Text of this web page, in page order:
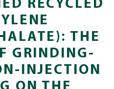
RECYCLED
THE
GRINDING-
INJECTION